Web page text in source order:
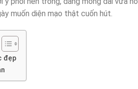
muốn diện mạo thật cuốn hút.
đẹp